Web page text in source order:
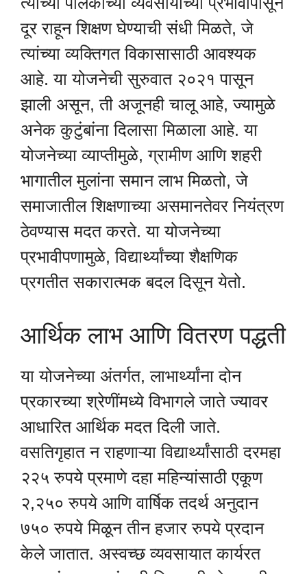
दूर राहून शिक्षण घेण्याची संधी मिळते, जे
त्यांच्या व्यक्तिगत विकासासाठी आवश्यक
आहे. या योजनेची सुरुवात २०२१ पासून
झाली असून, ती अजूनही चालू आहे, ज्यामुळे
अनेक कुटुंबांना दिलासा मिळाला आहे. या
योजनेच्या व्याप्तीमुळे, ग्रामीण आणि शहरी
भागातील मुलांना समान लाभ मिळतो, जे
समाजातील शिक्षणाच्या असमानतेवर नियंत्रण
ठेवण्यास मदत करते. या योजनेच्या
प्रभावीपणामुळे, विद्यार्थ्यांच्या शैक्षणिक
प्रगतीत सकारात्मक बदल दिसून येतो.
आर्थिक लाभ आणि वितरण पद्धती
या योजनेच्या अंतर्गत, लाभार्थ्यांना दोन
प्रकारच्या श्रेणींमध्ये विभागले जाते ज्यावर
आधारित आर्थिक मदत दिली जाते.
वसतिगृहात न राहणाऱ्या विद्यार्थ्यांसाठी दरमहा
२२५ रुपये प्रमाणे दहा महिन्यांसाठी एकूण
२,२५० रुपये आणि वार्षिक तदर्थ अनुदान
७५० रुपये मिळून तीन हजार रुपये प्रदान
केले जातात. अस्वच्छ व्यवसायात कार्यरत